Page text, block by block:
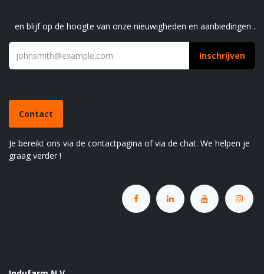
en blijf op de hoogte van onze nieuwigheden en aanbiedingen .
Inschrijven
Contact
Je bereikt ons via de contactpagina of via de chat. We helpen je
graag verder !